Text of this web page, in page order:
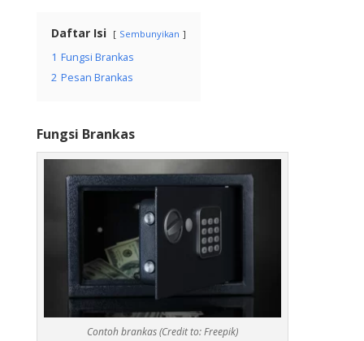
Daftar Isi Sembunyikan
1 Fungsi Brankas
2 Pesan Brankas
Fungsi Brankas
Contoh brankas (Credit to: Freepik)